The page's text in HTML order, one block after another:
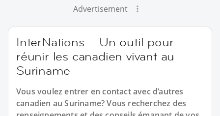
Advertisement
InterNations – Un outil pour
réunir les canadien vivant au
Suriname
Vous voulez entrer en contact avec d’autres
canadien au Suriname? Vous recherchez des